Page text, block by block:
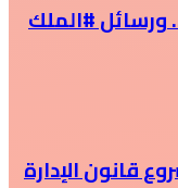
#الملك
قانون الإدارة